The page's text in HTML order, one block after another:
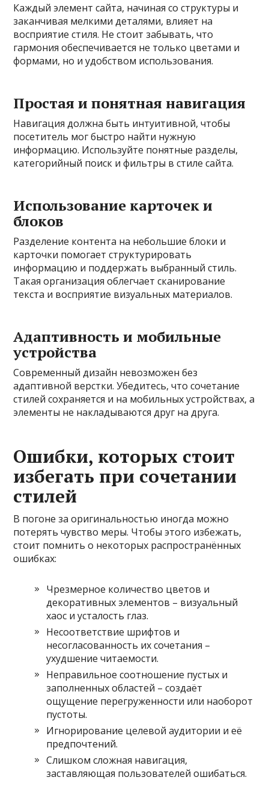
Каждый элемент сайта, начиная со структуры и
заканчивая мелкими деталями, влияет на
восприятие стиля. Не стоит забывать, что
гармония обеспечивается не только цветами и
формами, но и удобством использования.
Простая и понятная навигация
Навигация должна быть интуитивной, чтобы
посетитель мог быстро найти нужную
информацию. Используйте понятные разделы,
категорийный поиск и фильтры в стиле сайта.
Использование карточек и
блоков
Разделение контента на небольшие блоки и
карточки помогает структурировать
информацию и поддержать выбранный стиль.
Такая организация облегчает сканирование
текста и восприятие визуальных материалов.
Адаптивность и мобильные
устройства
Современный дизайн невозможен без
адаптивной верстки. Убедитесь, что сочетание
стилей сохраняется и на мобильных устройствах, а
элементы не накладываются друг на друга.
Ошибки, которых стоит
избегать при сочетании
стилей
В погоне за оригинальностью иногда можно
потерять чувство меры. Чтобы этого избежать,
стоит помнить о некоторых распространённых
ошибках:
Чрезмерное количество цветов и
декоративных элементов – визуальный
хаос и усталость глаз.
Несоответствие шрифтов и
несогласованность их сочетания –
ухудшение читаемости.
Неправильное соотношение пустых и
заполненных областей – создаёт
ощущение перегруженности или наоборот
пустоты.
Игнорирование целевой аудитории и её
предпочтений.
Слишком сложная навигация,
заставляющая пользователей ошибаться.